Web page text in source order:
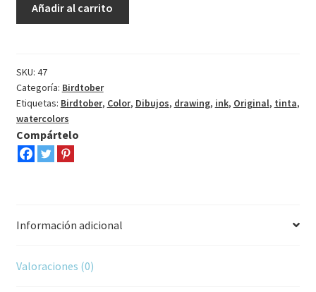
cantidad
Añadir al carrito
SKU: 47
Categoría: Birdtober
Etiquetas: Birdtober, Color, Dibujos, drawing, ink, Original, tinta,
watercolors
Compártelo
Información adicional
Valoraciones (0)